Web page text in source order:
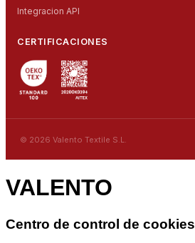
Integracion API
CERTIFICACIONES
© 2026 Valento Textile S.L.
VALENTO
Centro de control de cookies